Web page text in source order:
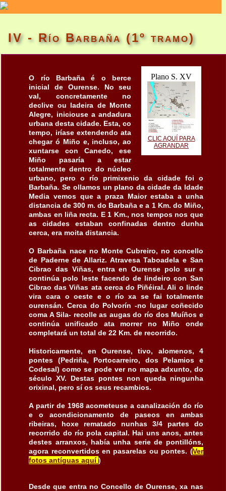
IV - Río Barbaña (1º tramo)
Plano S. XV
CLIC AQUÍ PARA
AGRANDAR
O río Barbaña é o berce
inicial de Ourense. No seu
val, concretamente no
declive ou ladeira de Monte
Alegre, iniciouse a andadura
urbana desta cidade. Esta, co
tempo, iríase extendendo ata
chegar ó Miño e, incluso, ao
xuntarse con Canedo, ese
Miño pasaría a estar
totalmente dentro do núcleo
urbano, pero o río primixenio da cidade foi o
Barbaña. Se ollamos un plano da cidade da Idade
Media vemos que a praza Maior estaba a unha
distancia de 300 m. do Barbaña e a 1 Km. do Miño,
ambas en liña recta. E 1 Km., nos tempos nos que
as cidades estaban confinadas dentro dunha
cerca, era moita distancia.
O Barbaña nace no Monte Cubreiro, no concello
de Paderne de Allariz. Atravesa Taboadela e San
Cibrao das Viñas, entra en Ourense polo sur e
continúa polo leste facendo de lindeiro con San
Cibrao das Viñas ata cerca do Piñéiral. Ali o linde
vira cara o oeste e o río xa se fai totalmente
ourensán. Cerca do Polvorín -no lugar coñecido
coma A Sila- recolle as augas do río dos Muíños e
continúa unificado ata morrer no Miño onde
completará un total de 22 Km. de recorrido.
Historicamente, en Ourense, tivo, alomenos, 4
pontes (Pedriña, Portocarreiro, dos Pelamios e
Codesal) como se pode ver no mapa adxunto, do
século XV. Destas pontes non queda ningunha
orixinal, pero sí os seus recambios.
A partir de 1968 acometeuse a canalización do río
e o acondicionamento de paseos en ambas
ribeiras, hoxe rematado nunhas 3/4 partes do
recorrido do río pola capital. Hai uns anos, antes
destes arranxos, había unha serie de pontillóns,
agora reconvertidos en pasarelas ou pontes. (Ver
fotos antíguas aquí)
Desde que entra no Concello de Ourense, xa nas